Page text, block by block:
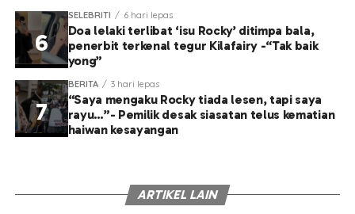
SELEBRITI 6 hari lepas
Doa lelaki terlibat ‘isu Rocky’ ditimpa bala,
penerbit terkenal tegur Kilafairy -“Tak baik
yong”
BERITA 3 hari lepas
“Saya mengaku Rocky tiada lesen, tapi saya
rayu…”- Pemilik desak siasatan telus kematian
haiwan kesayangan
ARTIKEL LAIN